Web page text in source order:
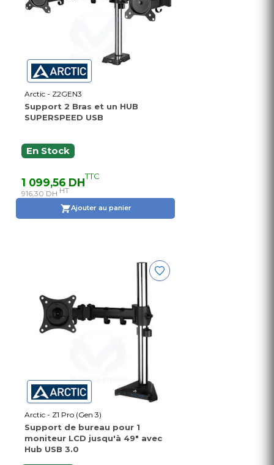
Arctic - Z2GEN3
Support 2 Bras et un HUB
SUPERSPEED USB
En Stock
1 099,56 DHTTC
916,30 DH HT
Ajouter au panier
Arctic - Z1 Pro (Gen 3)
Support de bureau pour 1
moniteur LCD jusqu'à 49" avec
Hub USB 3.0